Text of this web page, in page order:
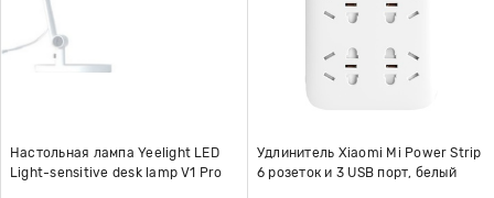
Настольная лампа Yeelight LED
Light-sensitive desk lamp V1 Pro
Удлинитель Xiaomi Mi Power Strip
6 розеток и 3 USB порт, белый